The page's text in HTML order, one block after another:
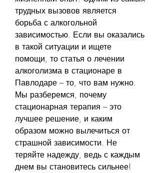
трудных вызовов является
борьба с алкогольной
зависимостью. Если вы оказались
в такой ситуации и ищете
помощи, то статья о лечении
алкоголизма в стационаре в
Павлодаре – то, что вам нужно.
Мы разберемся, почему
стационарная терапия – это
лучшее решение, и каким
образом можно вылечиться от
страшной зависимости. Не
теряйте надежду, ведь с каждым
днем вы становитесь сильнее!